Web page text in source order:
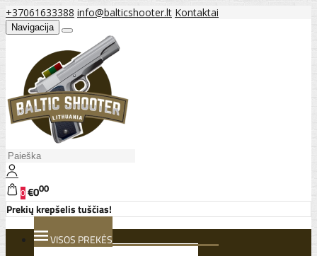
+37061633388 info@balticshooter.lt Kontaktai
Navigacija
0€000
Prekių krepšelis tuščias!
VISOS PREKĖS